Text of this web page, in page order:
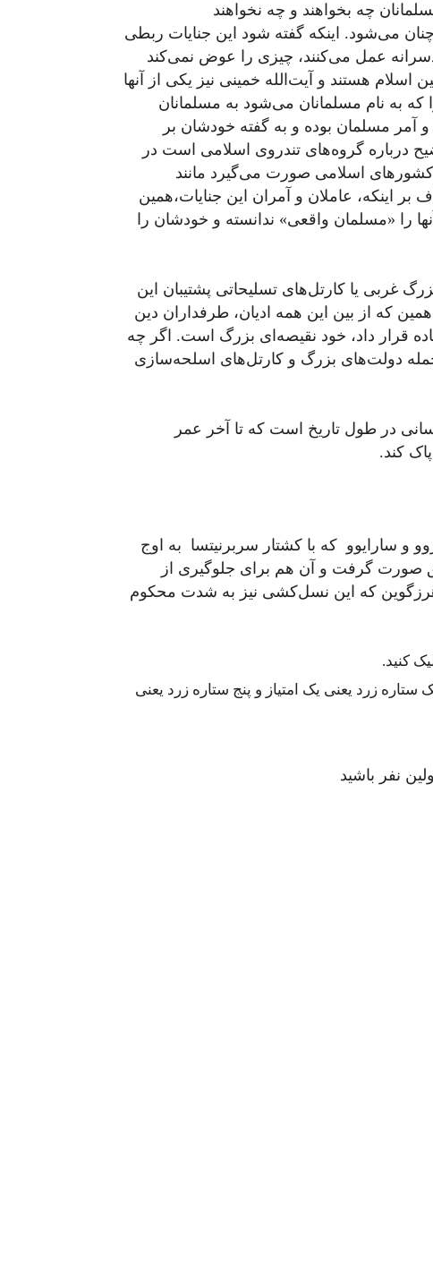
چه بخواهند و چه نخواهند
می‌شود. اینکه گفته شود این جنایات ربطی
عمل می‌کنند، چیزی را عوض نمی‌کند
هستند و آیت‌الله خمینی نیز یکی از آنها
که به نام مسلمانان می‌شود به مسلمانان
آمر مسلمان بوده و به گفته خودشان بر
درباره گروه‌های تندروی اسلامی است در
کشورهای اسلامی صورت می‌گیرد مانند
اینکه، عاملان و آمران این جنایات،همین
را «مسلمان واقعی» ندانسته و خودشان را
غربی یا کارتل‌های تسلیحاتی پشتیبان این
که از بین این همه ادیان، طرفداران دین
قرار داد، خود نقیصه‌ای بزرگ است. اگر چه
دولت‌های بزرگ و کارتل‌های اسلحه‌سازی
در طول تاریخ است که تا آخر عمر
کند.
و سارایوو که با کشتار سربرنیتسا به اوج
صورت گرفت و آن هم برای جلوگیری از
هرزگوین که این نسل‌کشی نیز به شدت محکوم
کنید.
زرد یعنی یک امتیاز و پنج ستاره زرد یعنی
نفر باشید